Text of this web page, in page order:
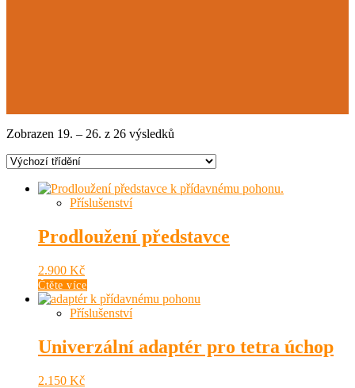
Zobrazen 19. – 26. z 26 výsledků
Příslušenství
Prodloužení představce
2.900 Kč
Čtěte více
Příslušenství
Univerzální adaptér pro tetra úchop
2.150 Kč